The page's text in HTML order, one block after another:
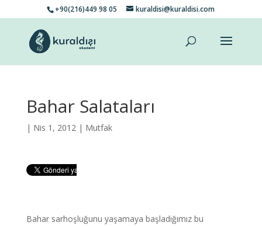
+90(216)449 98 05 kuraldisi@kuraldisi.com
Bahar Salataları
| Nis 1, 2012 | Mutfak
Bahar sarhoşluğunu yaşamaya başladığımız bu